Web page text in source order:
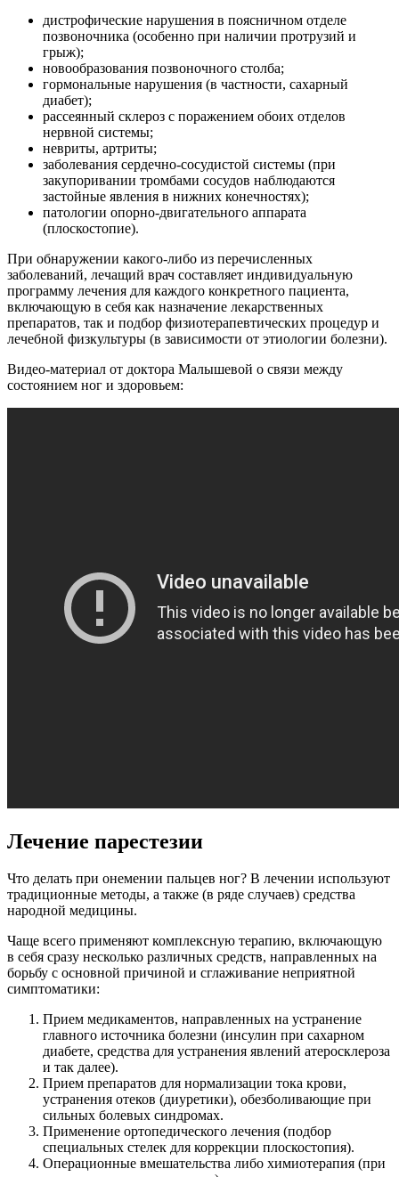
дистрофические нарушения в поясничном отделе
позвоночника (особенно при наличии протрузий и
грыж);
новообразования позвоночного столба;
гормональные нарушения (в частности, сахарный
диабет);
рассеянный склероз с поражением обоих отделов
нервной системы;
невриты, артриты;
заболевания сердечно-сосудистой системы (при
закупоривании тромбами сосудов наблюдаются
застойные явления в нижних конечностях);
патологии опорно-двигательного аппарата
(плоскостопие).
При обнаружении какого-либо из перечисленных
заболеваний, лечащий врач составляет индивидуальную
программу лечения для каждого конкретного пациента,
включающую в себя как назначение лекарственных
препаратов, так и подбор физиотерапевтических процедур и
лечебной физкультуры (в зависимости от этиологии болезни).
Видео-материал от доктора Малышевой о связи между
состоянием ног и здоровьем:
Лечение парестезии
Что делать при онемении пальцев ног? В лечении используют
традиционные методы, а также (в ряде случаев) средства
народной медицины.
Чаще всего применяют комплексную терапию, включающую
в себя сразу несколько различных средств, направленных на
борьбу с основной причиной и сглаживание неприятной
симптоматики:
Прием медикаментов, направленных на устранение
главного источника болезни (инсулин при сахарном
диабете, средства для устранения явлений атеросклероза
и так далее).
Прием препаратов для нормализации тока крови,
устранения отеков (диуретики), обезболивающие при
сильных болевых синдромах.
Применение ортопедического лечения (подбор
специальных стелек для коррекции плоскостопия).
Операционные вмешательства либо химиотерапия (при